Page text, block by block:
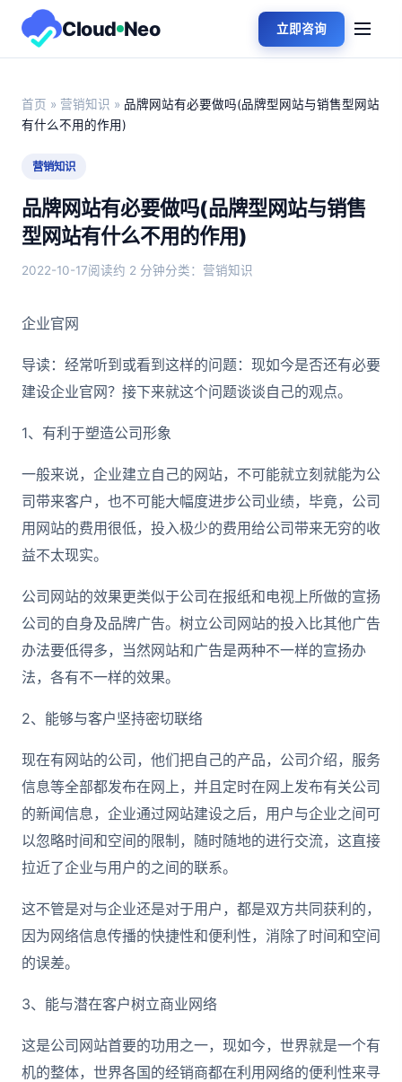
Cloud Neo 立即咨询
首页 » 营销知识 » 品牌网站有必要做吗(品牌型网站与销售型网站
有什么不用的作用)
营销知识
品牌网站有必要做吗(品牌型网站与销售
型网站有什么不用的作用)
2022-10-17阅读约 2 分钟分类：营销知识
企业官网
导读：经常听到或看到这样的问题：现如今是否还有必要
建设企业官网？接下来就这个问题谈谈自己的观点。
1、有利于塑造公司形象
一般来说，企业建立自己的网站，不可能就立刻就能为公
司带来客户，也不可能大幅度进步公司业绩，毕竟，公司
用网站的费用很低，投入极少的费用给公司带来无穷的收
益不太现实。
公司网站的效果更类似于公司在报纸和电视上所做的宣扬
公司的自身及品牌广告。树立公司网站的投入比其他广告
办法要低得多，当然网站和广告是两种不一样的宣扬办
法，各有不一样的效果。
2、能够与客户坚持密切联络
现在有网站的公司，他们把自己的产品，公司介绍，服务
信息等全部都发布在网上，并且定时在网上发布有关公司
的新闻信息，企业通过网站建设之后，用户与企业之间可
以忽略时间和空间的限制，随时随地的进行交流，这直接
拉近了企业与用户的之间的联系。
这不管是对与企业还是对于用户，都是双方共同获利的，
因为网络信息传播的快捷性和便利性，消除了时间和空间
的误差。
3、能与潜在客户树立商业网络
这是公司网站首要的功用之一，现如今，世界就是一个有
机的整体，世界各国的经销商都在利用网络的便利性来寻